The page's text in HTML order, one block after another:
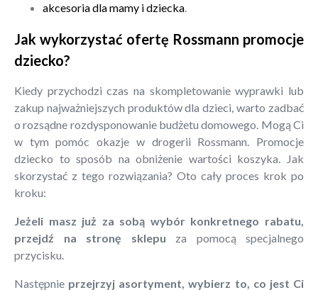
akcesoria dla mamy i dziecka.
Jak wykorzystać ofertę Rossmann promocje
dziecko?
Kiedy przychodzi czas na skompletowanie wyprawki lub
zakup najważniejszych produktów dla dzieci, warto zadbać
o rozsądne rozdysponowanie budżetu domowego. Mogą Ci
w tym pomóc okazje w drogerii Rossmann. Promocje
dziecko to sposób na obniżenie wartości koszyka. Jak
skorzystać z tego rozwiązania? Oto cały proces krok po
kroku:
Jeżeli masz już za sobą wybór konkretnego rabatu,
przejdź na stronę sklepu za pomocą specjalnego
przycisku.
Następnie przejrzyj asortyment, wybierz to, co jest Ci